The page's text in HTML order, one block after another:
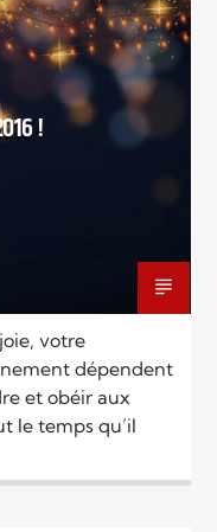
!
votre
dépendent
et obéir aux
le temps qu’il